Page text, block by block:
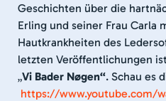
Geschichten über die
Erling und seiner Frau Carla
Hautkrankheiten des
letzten Veröffentlichungen
„Vi Bader Nøgen“. Schau es
https://www.youtube.com/